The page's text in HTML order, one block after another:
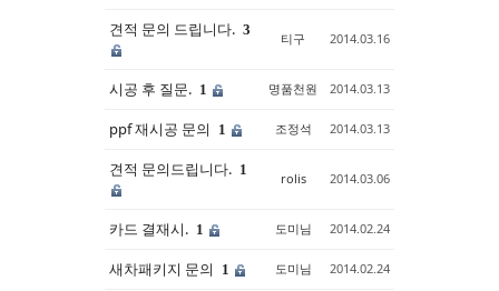
견적 문의 드립니다. 3
티구 2014.03.16
시공 후 질문. 1 명품천원 2014.03.13
ppf 재시공 문의 1 조정석 2014.03.13
견적 문의드립니다. 1
rolis 2014.03.06
카드 결재시. 1 도미님 2014.02.24
새차패키지 문의 1 도미님 2014.02.24